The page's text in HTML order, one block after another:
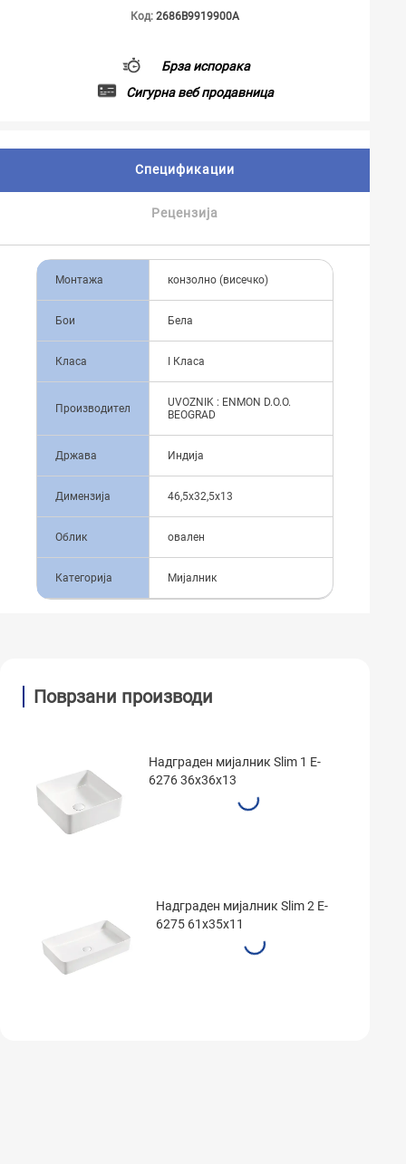
Код: 2686B9919900A
Брза испорака
Сигурна веб продавница
Спецификации
Рецензија
Монтажа конзолно (висечко)
Бои Бела
Класа I Класа
Производител
UVOZNIK : ENMON D.O.O.
BEOGRAD
Држава Индија
Димензија 46,5x32,5x13
Облик овален
Категорија Мијалник
Поврзани производи
Надграден мијалник Slim 1 E-
6276 36x36x13
Надграден мијалник Slim 2 E-
6275 61x35x11